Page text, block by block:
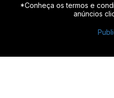
*Conheça os termos e
anúncios